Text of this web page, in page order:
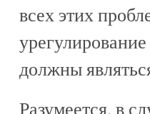
всех этих
должны
Разумеется, в